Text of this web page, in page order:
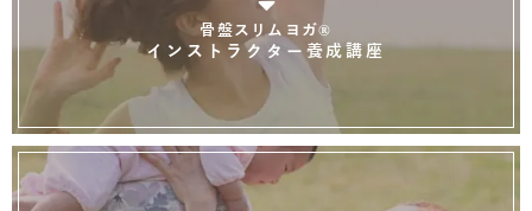
骨盤スリムヨガ®
インストラクター養成講座